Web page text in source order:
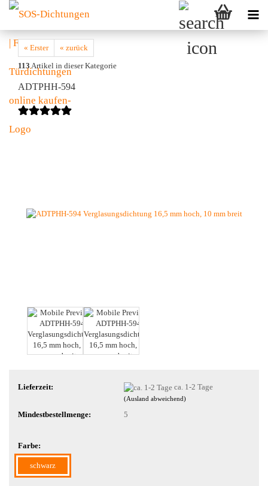
« Erster
« zurück
113Artikel in dieser Kategorie
ADTPHH-594
Lieferzeit: ca. 1-2 Tage
(Ausland abweichend)
Mindestbestellmenge: 5
Farbe:
schwarz